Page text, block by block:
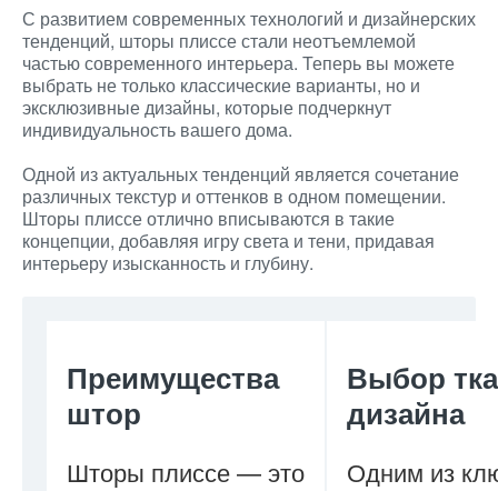
С развитием современных технологий и дизайнерских
тенденций, шторы плиссе стали неотъемлемой
частью современного интерьера. Теперь вы можете
выбрать не только классические варианты, но и
эксклюзивные дизайны, которые подчеркнут
индивидуальность вашего дома.
Одной из актуальных тенденций является сочетание
различных текстур и оттенков в одном помещении.
Шторы плиссе отлично вписываются в такие
концепции, добавляя игру света и тени, придавая
интерьеру изысканность и глубину.
Преимущества
штор
Шторы плиссе — это
Выбор
дизайна
Одним из